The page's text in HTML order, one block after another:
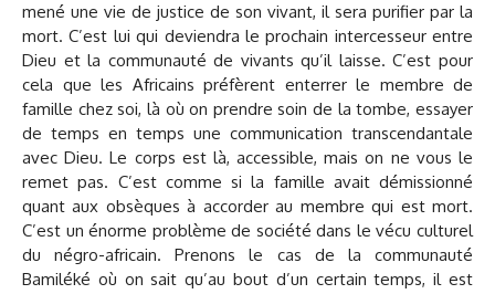
mené une vie de justice de son vivant, il sera purifier par la
mort. C’est lui qui deviendra le prochain intercesseur entre
Dieu et la communauté de vivants qu’il laisse. C’est pour
cela que les Africains préfèrent enterrer le membre de
famille chez soi, là où on prendre soin de la tombe, essayer
de temps en temps une communication transcendantale
avec Dieu. Le corps est là, accessible, mais on ne vous le
remet pas. C’est comme si la famille avait démissionné
quant aux obsèques à accorder au membre qui est mort.
C’est un énorme problème de société dans le vécu culturel
du négro-africain. Prenons le cas de la communauté
Bamiléké où on sait qu’au bout d’un certain temps, il est